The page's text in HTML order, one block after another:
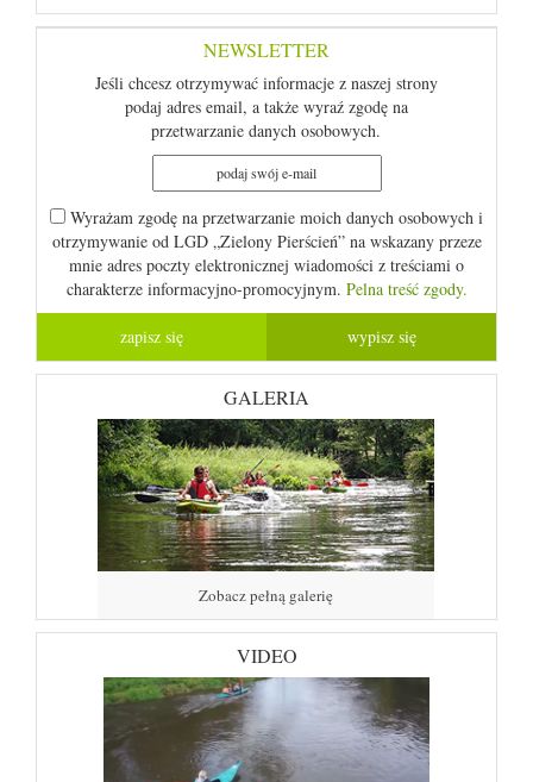
NEWSLETTER
Jeśli chcesz otrzymywać informacje z naszej strony
podaj adres email, a także wyraź zgodę na
przetwarzanie danych osobowych.
Wyrażam zgodę na przetwarzanie moich danych osobowych i
otrzymywanie od LGD „Zielony Pierścień” na wskazany przeze
mnie adres poczty elektronicznej wiadomości z treściami o
charakterze informacyjno-promocyjnym. Pelna treść zgody.
GALERIA
Zobacz pełną galerię
VIDEO